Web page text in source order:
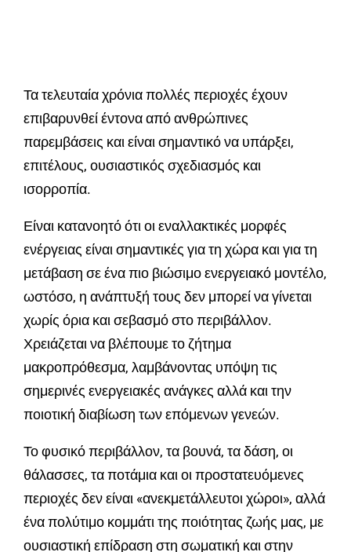
Τα τελευταία χρόνια πολλές περιοχές έχουν
επιβαρυνθεί έντονα από ανθρώπινες
παρεμβάσεις και είναι σημαντικό να υπάρξει,
επιτέλους, ουσιαστικός σχεδιασμός και
ισορροπία.
Είναι κατανοητό ότι οι εναλλακτικές μορφές
ενέργειας είναι σημαντικές για τη χώρα και για τη
μετάβαση σε ένα πιο βιώσιμο ενεργειακό μοντέλο,
ωστόσο, η ανάπτυξή τους δεν μπορεί να γίνεται
χωρίς όρια και σεβασμό στο περιβάλλον.
Χρειάζεται να βλέπουμε το ζήτημα
μακροπρόθεσμα, λαμβάνοντας υπόψη τις
σημερινές ενεργειακές ανάγκες αλλά και την
ποιοτική διαβίωση των επόμενων γενεών.
Το φυσικό περιβάλλον, τα βουνά, τα δάση, οι
θάλασσες, τα ποτάμια και οι προστατευόμενες
περιοχές δεν είναι «ανεκμετάλλευτοι χώροι», αλλά
ένα πολύτιμο κομμάτι της ποιότητας ζωής μας, με
ουσιαστική επίδραση στη σωματική και στην